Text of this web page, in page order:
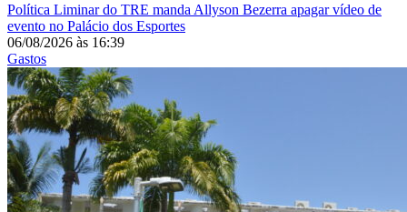
Política Liminar do TRE manda Allyson Bezerra apagar vídeo de
evento no Palácio dos Esportes
06/08/2026 às 16:39
Gastos